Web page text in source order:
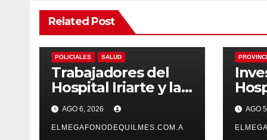
Related Post
POLICIALES SALUD
Trabajadores del
Hospital Iriarte y la
UPA 17 reclaman el
pase a planta de
becarios y mejoras
AGO 6, 2026
ELMEGAFONODEQUILMES.COM.A
Dr.
AGO